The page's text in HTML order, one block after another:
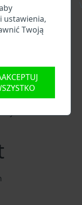
ustawienia,
Twoją
Talbota
i dostawców